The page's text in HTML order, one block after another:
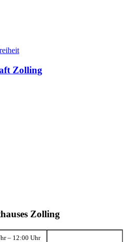
Zolling
Zolling
– 12:00 Uhr